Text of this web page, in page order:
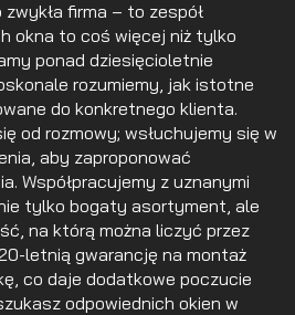
zwykła firma – to zespół
okna to coś więcej niż tylko
ponad dziesięcioletnie
rozumiemy, jak istotne
do konkretnego klienta.
od rozmowy; wsłuchujemy się w
aby zaproponować
Współpracujemy z uznanymi
tylko bogaty asortyment, ale
na którą można liczyć przez
letnią gwarancję na montaż
co daje dodatkowe poczucie
odpowiednich okien w